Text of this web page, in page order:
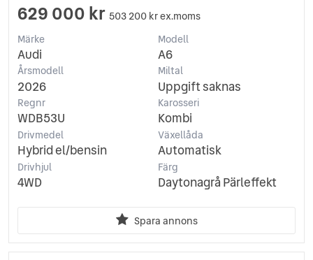
629 000 kr 503 200 kr ex.moms
Märke
Audi
Modell
A6
Årsmodell
2026
Miltal
Uppgift saknas
Regnr
WDB53U
Karosseri
Kombi
Drivmedel
Hybrid el/bensin
Växellåda
Automatisk
Drivhjul
4WD
Färg
Daytonagrå Pärleffekt
Spara annons